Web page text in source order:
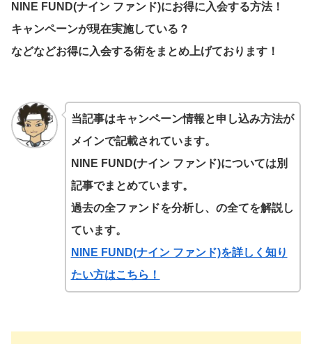
NINE FUND(ナイン ファンド)にお得に入会する方法！
キャンペーンが現在実施している？
などなどお得に入会する術をまとめ上げております！
当記事はキャンペーン情報と申し込み方法が
メインで記載されています。
NINE FUND(ナイン ファンド)については別
記事でまとめています。
過去の全ファンドを分析し、の全てを解説し
ています。
NINE FUND(ナイン ファンド)を詳しく知り
たい方はこちら！